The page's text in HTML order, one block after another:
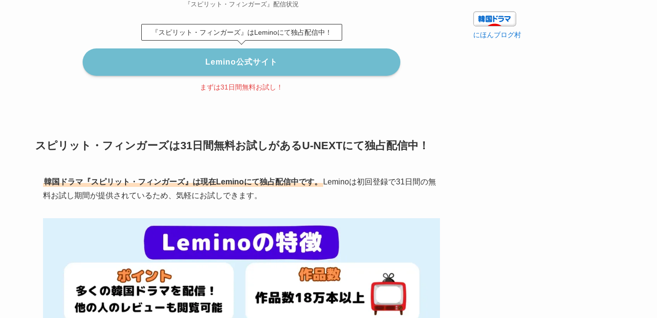
『スピリット・フィンガーズ』配信状況
『スピリット・フィンガーズ』はLeminoにて独占配信中！
Lemino公式サイト
まずは31日間無料お試し！
スピリット・フィンガーズは31日間無料お試しがあるU-NEXTにて独占配信中！
韓国ドラマ『スピリット・フィンガーズ』は現在Leminoにて独占配信中です。 Leminoは初回登録で31日間の無
料お試し期間が提供されているため、気軽にお試しできます。
イ
ブ
にほんブログ村